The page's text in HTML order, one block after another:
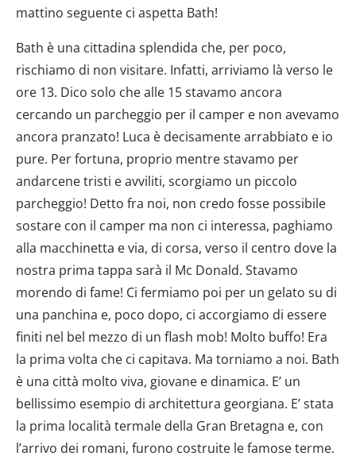
mattino seguente ci aspetta Bath!
Bath è una cittadina splendida che, per poco,
rischiamo di non visitare. Infatti, arriviamo là verso le
ore 13. Dico solo che alle 15 stavamo ancora
cercando un parcheggio per il camper e non avevamo
ancora pranzato! Luca è decisamente arrabbiato e io
pure. Per fortuna, proprio mentre stavamo per
andarcene tristi e avviliti, scorgiamo un piccolo
parcheggio! Detto fra noi, non credo fosse possibile
sostare con il camper ma non ci interessa, paghiamo
alla macchinetta e via, di corsa, verso il centro dove la
nostra prima tappa sarà il Mc Donald. Stavamo
morendo di fame! Ci fermiamo poi per un gelato su di
una panchina e, poco dopo, ci accorgiamo di essere
finiti nel bel mezzo di un flash mob! Molto buffo! Era
la prima volta che ci capitava. Ma torniamo a noi. Bath
è una città molto viva, giovane e dinamica. E’ un
bellissimo esempio di architettura georgiana. E’ stata
la prima località termale della Gran Bretagna e, con
l’arrivo dei romani, furono costruite le famose terme.